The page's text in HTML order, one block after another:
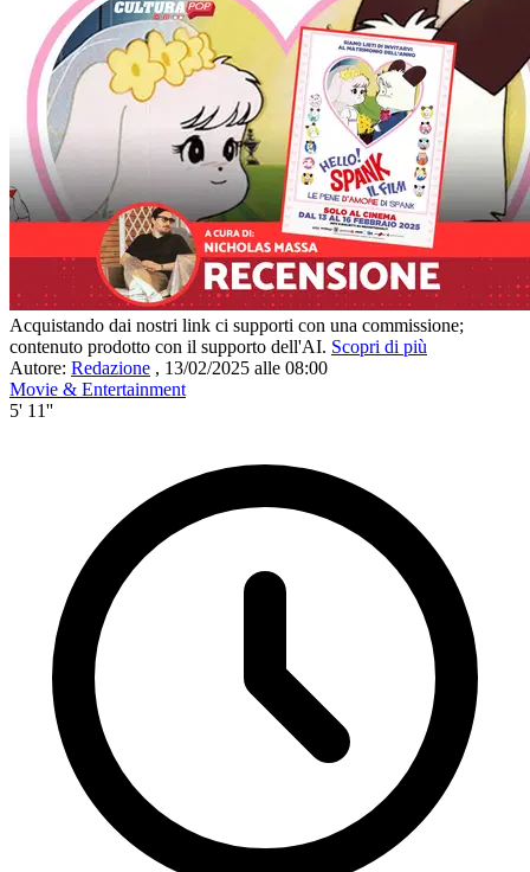
Acquistando dai nostri link ci supporti con una commissione;
contenuto prodotto con il supporto dell'AI. Scopri di più
Autore: Redazione , 13/02/2025 alle 08:00
Movie & Entertainment
5' 11''